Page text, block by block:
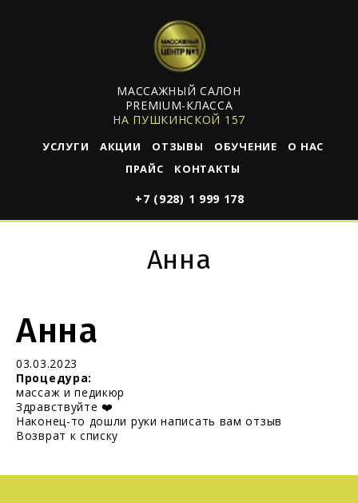
МАССАЖНЫЙ САЛОН
PREMIUM-КЛАССА
НА ПУШКИНСКОЙ 157
УСЛУГИ АКЦИИ ОТЗЫВЫ ОБУЧЕНИЕ
О НАС
ПРАЙС
КОНТАКТЫ
+7 (928) 1 999 178
Анна
Анна
03.03.2023
Процедура:
массаж и педикюр
Здравствуйте ❤️
Наконец-то дошли руки написать вам отзыв
Возврат к списку